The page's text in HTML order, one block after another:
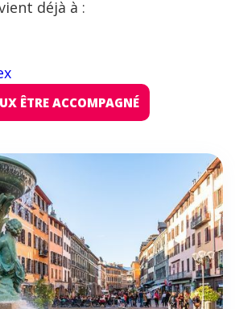
déjà à :
ÊTRE ACCOMPAGNÉ